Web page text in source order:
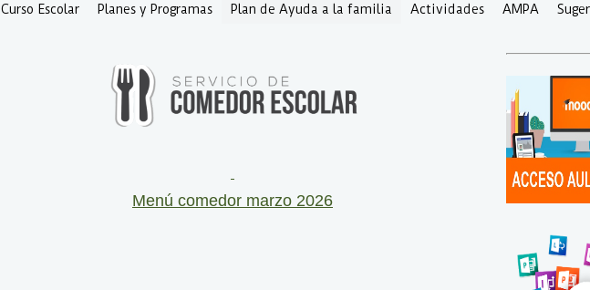
Curso Escolar Planes y Programas Plan de Ayuda a la familia Actividades AMPA
Menú comedor marzo 2026